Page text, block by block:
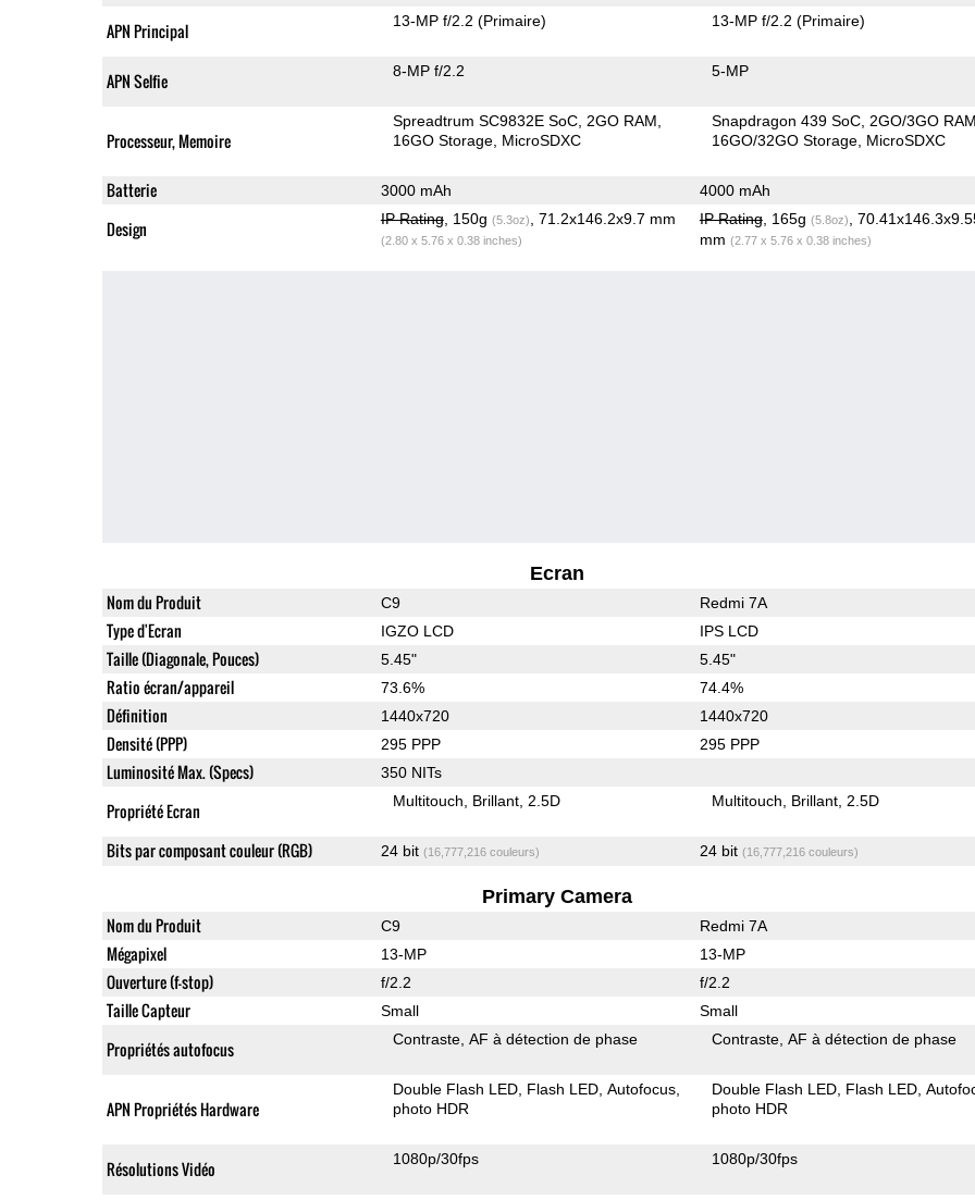
APN Principal 13-MP f/2.2(Primaire) 13-MP f/2.2(Primaire)
APN Selfie 8-MP f/2.2 5-MP
Processeur, Memoire
Spreadtrum SC9832E SoC 2GO RAM
16GO Storage MicroSDXC
Snapdragon 439 SoC 2GO/3GO
16GO/32GO Storage MicroSDXC
Batterie 3000 mAh 4000 mAh
Design IP Rating, 150g (5.3oz) , 71.2x146.2x9.7 mm
(2.80 x 5.76 x 0.38 inches)
IP Rating, 165g (5.8oz)
,
mm (2.77 x 5.76 x 0.38 inches)
Ecran
Nom du Produit C9 Redmi 7A
Type d'Ecran IGZO LCD IPS LCD
Taille (Diagonale, Pouces) 5.45" 5.45"
Ratio écran/appareil 73.6% 74.4%
Définition 1440x720 1440x720
Densité (PPP) 295 PPP 295 PPP
Luminosité Max. (Specs) 350 NITs
Propriété Ecran Multitouch Brillant 2.5D Multitouch Brillant 2.5D
Bits par composant couleur (RGB) 24 bit (16,777,216 couleurs) 24 bit (16,777,216 couleurs)
Primary Camera
Nom du Produit C9 Redmi 7A
Mégapixel 13-MP 13-MP
Ouverture (f-stop) f/2.2 f/2.2
Taille Capteur Small Small
Propriétés autofocus Contraste AF à détection de phase Contraste AF à détection de phase
APN Propriétés Hardware
Double Flash LED Flash LED Autofocus
photo HDR
Double Flash LED Flash LED
photo HDR
Résolutions Vidéo 1080p/30fps 1080p/30fps